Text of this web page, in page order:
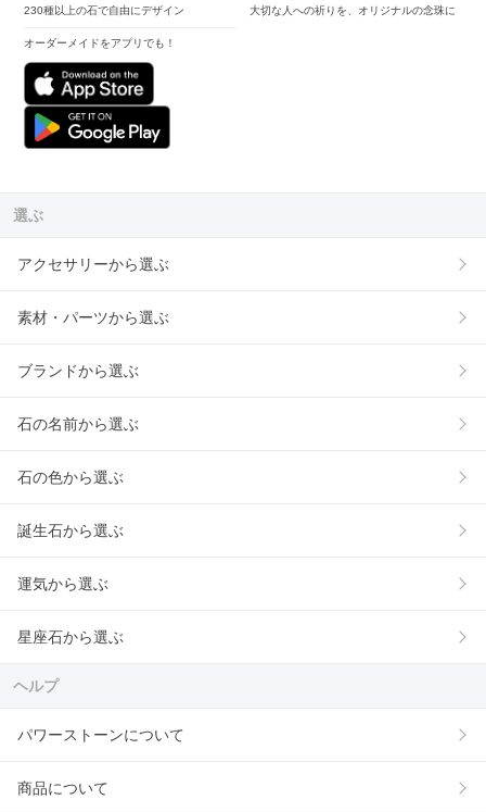
230種以上の石で自由にデザイン
オーダーメイドをアプリでも！
大切な人への祈りを、オリジナルの念珠に
選ぶ
アクセサリーから選ぶ
素材・パーツから選ぶ
ブランドから選ぶ
石の名前から選ぶ
石の色から選ぶ
誕生石から選ぶ
運気から選ぶ
星座石から選ぶ
ヘルプ
パワーストーンについて
商品について